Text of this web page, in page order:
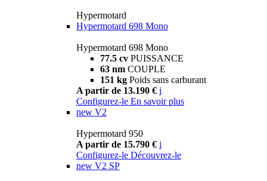
Hypermotard
Hypermotard 698 Mono
Hypermotard 698 Mono
77.5 cv PUISSANCE
63 nm COUPLE
151 kg Poids sans carburant
A partir de 13.190 € i
Configurez-le En savoir plus
new V2
Hypermotard 950
A partir de 15.790 € i
Configurez-le Découvrez-le
new V2 SP